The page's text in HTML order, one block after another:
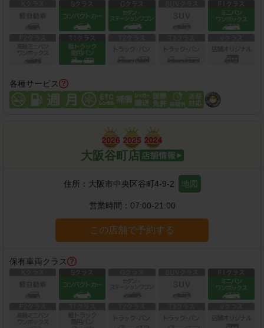
各種サービス
大阪谷町店
住所： 大阪市中央区谷町4-9-2 地図
営業時間： 07:00-21:00
この店舗で予約する
保有車両クラス